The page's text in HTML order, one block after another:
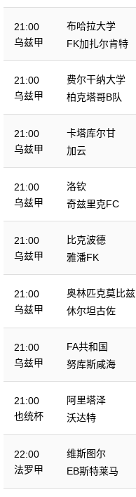
21:00
乌兹甲
布哈拉大学
FK加扎尔肯特
21:00
乌兹甲
费尔干纳大学
柏克塔哥B队
21:00
乌兹甲
卡塔库尔甘
加云
21:00
乌兹甲
洛钦
奇兹里克FC
21:00
乌兹甲
比克波德
雅潘FK
21:00
乌兹甲
奥林匹克莫比兹
休尔坦古佐
21:00
乌兹甲
FA共和国
努库斯咸海
21:00
也统杯
阿里塔泽
沃达特
22:00
法罗甲
维斯图尔
EB斯特莱马